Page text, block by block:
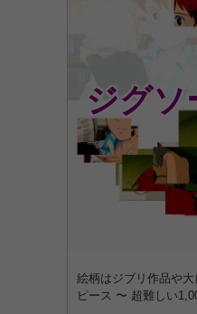
ジグソ
絵柄はジブリ作品や
ピース 〜 超難しい